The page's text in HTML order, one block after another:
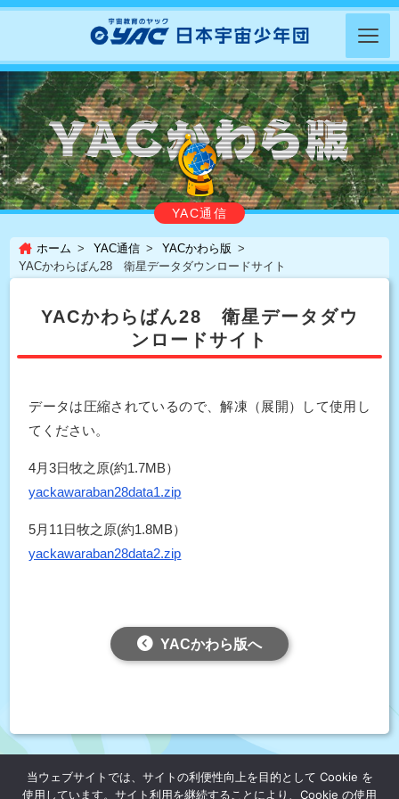
YAC通信
ホーム YAC通信
YACかわら版
YACかわらばん28 衛星データダウンロードサイト
YACかわらばん28 衛星データダウ
ンロードサイト
データは圧縮されているので、解凍（展開）して使用し
てください。
4月3日牧之原(約1.7MB）
yackawaraban28data1.zip
5月11日牧之原(約1.8MB）
yackawaraban28data2.zip
YACかわら版へ
個人情報保護方針 公益財団法人 日本宇宙少年団
当ウェブサイトでは、サイトの利便性向上を目的として Cookie を
使用しています。サイト利用を継続することにより、Cookie の使用